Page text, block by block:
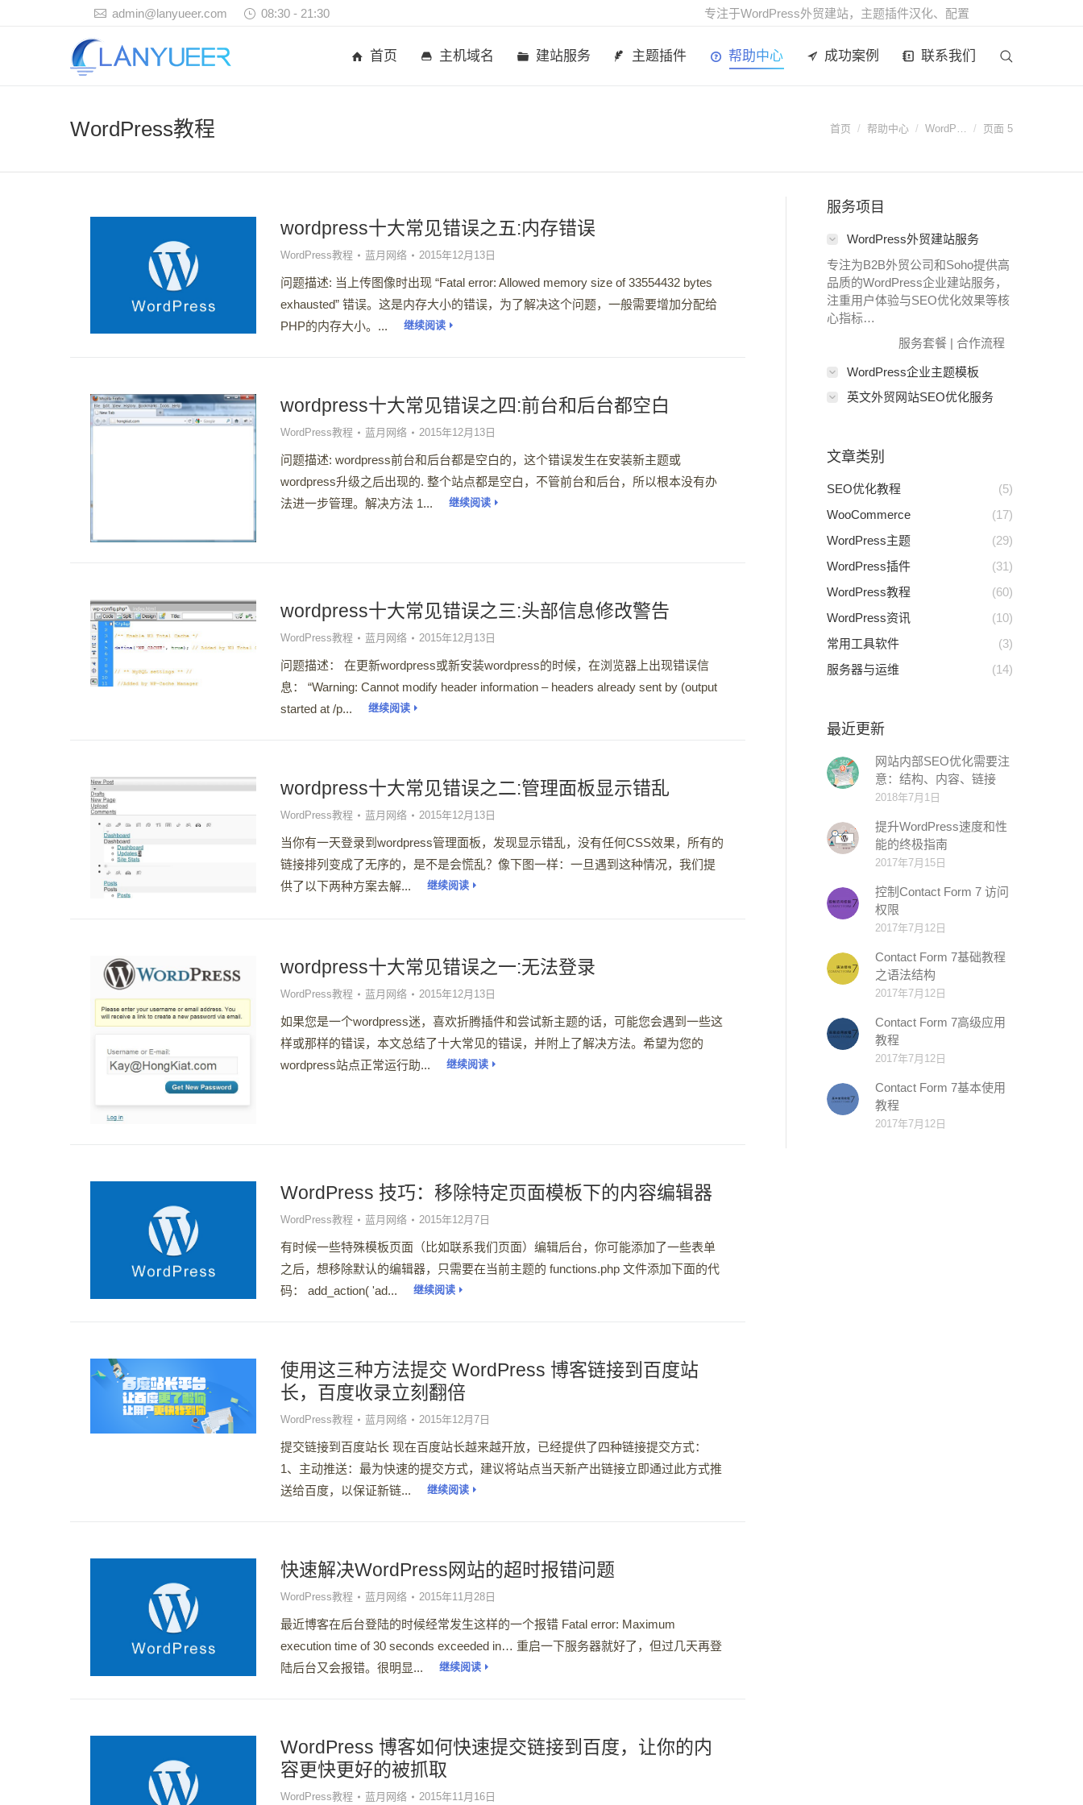
admin@lanyueer.com 08:30 - 21:30 专注于WordPress外贸建站，主题插件汉化、配置
首页 主机域名 建站服务 主题插件 帮助中心 成功案例 联系我们 Search:
WordPress教程 首页 帮助中心 WordP… 页面 5
wordpress十大常见错误之五:内存错误
WordPress教程 蓝月网络 2015年12月13日
问题描述: 当上传图像时出现 “Fatal error: Allowed memory size of 33554432 bytes
exhausted” 错误。这是内存大小的错误，为了解决这个问题，一般需要增加分配给
PHP的内存大小。...
继续阅读
wordpress十大常见错误之四:前台和后台都空白
WordPress教程 蓝月网络 2015年12月13日
问题描述: wordpress前台和后台都是空白的，这个错误发生在安装新主题或
wordpress升级之后出现的. 整个站点都是空白，不管前台和后台，所以根本没有办
法进一步管理。解决方法 1...
继续阅读
wordpress十大常见错误之三:头部信息修改警告
WordPress教程 蓝月网络 2015年12月13日
问题描述： 在更新wordpress或新安装wordpress的时候，在浏览器上出现错误信
息： “Warning: Cannot modify header information – headers already sent by (output
started at /p...
继续阅读
wordpress十大常见错误之二:管理面板显示错乱
WordPress教程 蓝月网络 2015年12月13日
当你有一天登录到wordpress管理面板，发现显示错乱，没有任何CSS效果，所有的
链接排列变成了无序的，是不是会慌乱？像下图一样：一旦遇到这种情况，我们提
供了以下两种方案去解...
继续阅读
wordpress十大常见错误之一:无法登录
WordPress教程 蓝月网络 2015年12月13日
如果您是一个wordpress迷，喜欢折腾插件和尝试新主题的话，可能您会遇到一些这
样或那样的错误，本文总结了十大常见的错误，并附上了解决方法。希望为您的
wordpress站点正常运行助...
继续阅读
WordPress 技巧：移除特定页面模板下的内容编辑器
WordPress教程 蓝月网络 2015年12月7日
有时候一些特殊模板页面（比如联系我们页面）编辑后台，你可能添加了一些表单
之后，想移除默认的编辑器，只需要在当前主题的 functions.php 文件添加下面的代
码： add_action( 'ad...
继续阅读
使用这三种方法提交 WordPress 博客链接到百度站
长，百度收录立刻翻倍
WordPress教程 蓝月网络 2015年12月7日
提交链接到百度站长 现在百度站长越来越开放，已经提供了四种链接提交方式：
1、主动推送：最为快速的提交方式，建议将站点当天新产出链接立即通过此方式推
送给百度，以保证新链...
继续阅读
快速解决WordPress网站的超时报错问题
WordPress教程 蓝月网络 2015年11月28日
最近博客在后台登陆的时候经常发生这样的一个报错 Fatal error: Maximum
execution time of 30 seconds exceeded in… 重启一下服务器就好了，但过几天再登
陆后台又会报错。很明显...
继续阅读
WordPress 博客如何快速提交链接到百度，让你的内
容更快更好的被抓取
WordPress教程 蓝月网络 2015年11月16日
服务项目
WordPress外贸建站服务
专注为B2B外贸公司和Soho提供高
品质的WordPress企业建站服务，
注重用户体验与SEO优化效果等核
心指标…
服务套餐 | 合作流程
WordPress企业主题模板
英文外贸网站SEO优化服务
文章类别
SEO优化教程
(5)
WooCommerce
(17)
WordPress主题
(29)
WordPress插件
(31)
WordPress教程
(60)
WordPress资讯
(10)
常用工具软件
(3)
服务器与运维
(14)
最近更新
网站内部SEO优化需要注
意：结构、内容、链接
2018年7月1日
提升WordPress速度和性
能的终极指南
2017年7月15日
控制Contact Form 7 访问
权限
2017年7月12日
Contact Form 7基础教程
之语法结构
2017年7月12日
Contact Form 7高级应用
教程
2017年7月12日
Contact Form 7基本使用
教程
2017年7月12日